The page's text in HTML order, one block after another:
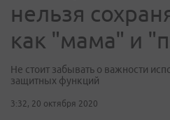
нельзя
как "мама" и
Не стоит забывать о важности
защитных функций
3:32, 20 октября 2020